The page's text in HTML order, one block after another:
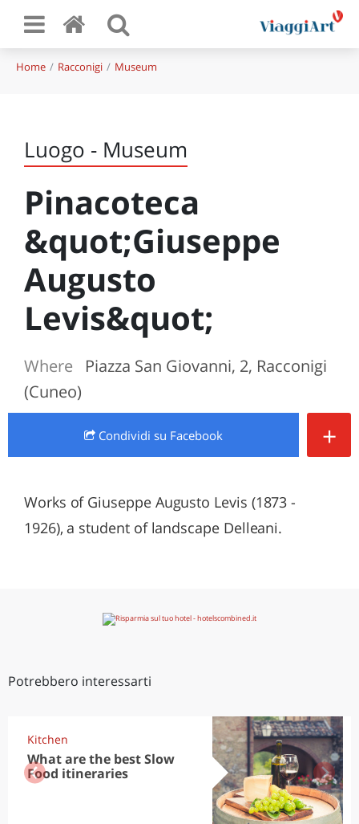
Home Racconigi Museum
Luogo - Museum
Pinacoteca
&quot;Giuseppe
Augusto
Levis&quot;
Where
Piazza San Giovanni, 2, Racconigi
(Cuneo)
Condividi su Facebook +
Works of Giuseppe Augusto Levis (1873 -
1926), a student of landscape Delleani.
Potrebbero interessarti
Kitchen
What are the best Slow
Food itineraries